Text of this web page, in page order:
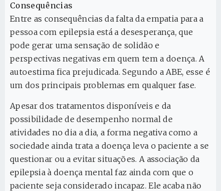
Consequências
Entre as consequências da falta da empatia para a
pessoa com epilepsia está a desesperança, que
pode gerar uma sensação de solidão e
perspectivas negativas em quem tem a doença. A
autoestima fica prejudicada. Segundo a ABE, esse é
um dos principais problemas em qualquer fase.
Apesar dos tratamentos disponíveis e da
possibilidade de desempenho normal de
atividades no dia a dia, a forma negativa como a
sociedade ainda trata a doença leva o paciente a se
questionar ou a evitar situações. A associação da
epilepsia à doença mental faz ainda com que o
paciente seja considerado incapaz. Ele acaba não